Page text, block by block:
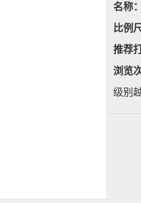
名称：
比例
推荐
浏览
级别